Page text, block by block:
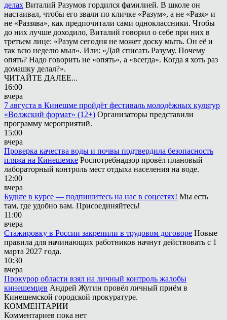
делах Виталий Разумов гордился фамилией. В школе он
настаивал, чтобы его звали по кличке «Разум», а не «Разя» и
не «Раззява», как предпочитали сами одноклассники. Чтобы
до них лучше доходило, Виталий говорил о себе при них в
третьем лице: «Разум сегодня не может доску мыть. Он её и
так всю неделю мыл». Или: «Дай списать Разуму. Почему
опять? Надо говорить не «опять», а «всегда». Когда я хоть раз
домашку делал?».
ЧИТАЙТЕ ДАЛЕЕ...
16:00
вчера
7 августа в Кинешме пройдёт фестиваль молодёжных культур
«Волжский формат» (12+) Организаторы представили
программу мероприятий.
15:00
вчера
Проверка качества воды и почвы подтвердила безопасность
пляжа на Кинешемке Роспотребнадзор провёл плановый
лабораторный контроль мест отдыха населения на воде.
12:00
вчера
Будьте в курсе — подпишитесь на нас в соцсетях! Мы есть
там, где удобно вам. Присоединяйтесь!
11:00
вчера
Стажировку в России закрепили в трудовом договоре Новые
правила для начинающих работников начнут действовать с 1
марта 2027 года.
10:30
вчера
Прокурор области взял на личный контроль жалобы
кинешемцев Андрей Жугин провёл личный приём в
Кинешемской городской прокуратуре.
КОММЕНТАРИИ
Комментариев пока нет